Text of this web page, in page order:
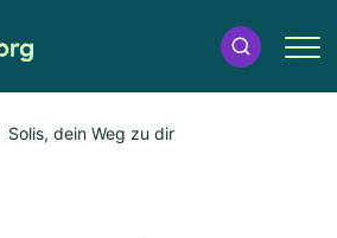
Solis, dein Weg zu dir